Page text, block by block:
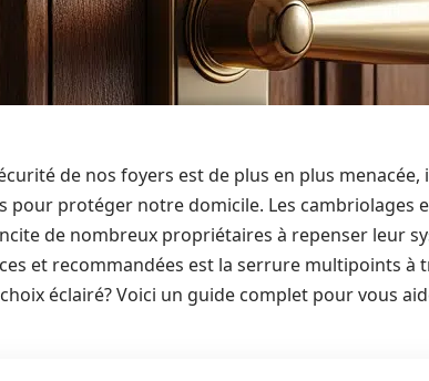
de nos foyers est de plus en plus
pour protéger notre domicile. Les cambriolages
de nombreux propriétaires à repenser leur
et recommandées est la serrure multipoints à
éclairé? Voici un guide complet pour vous